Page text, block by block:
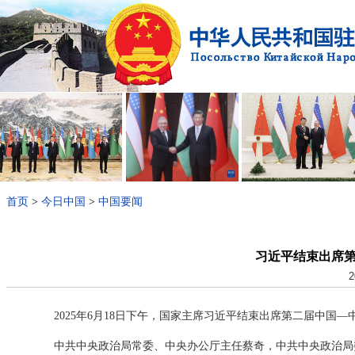
首页 > 今日中国 > 中国要闻
习近平结束出席
2025年6月18日下午，国家主席习近平结束出席第二届中国—
中共中央政治局常委、中央办公厅主任蔡奇，中共中央政治